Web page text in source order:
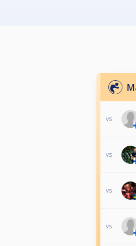
vs
vs
vs
vs